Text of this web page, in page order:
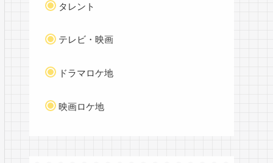
タレント
テレビ・映画
ドラマロケ地
映画ロケ地